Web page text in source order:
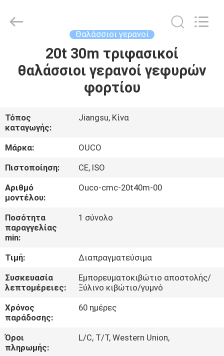
ΒΊΝΤΕΟ
ΕΜΦΆΝΙΣΗ
VR
ΣΧΕΤΙΚΆ
ΜΕ
ΕΜΆΣ
ΕΠΙΣΚΈΨΕΙΣ
ΣΤΟ
ΕΡΓΟΣΤΆΣΙΟ
ΈΛΕΓΧΟΣ
ΠΟΙΌΤΗΤΑΣ
GROUP
Θαλάσσιοι γερανοί
20t 30m τριφασικοί
θαλάσσιοι γερανοί γεφυρών
φορτίου
Τόπος
καταγωγής:
Jiangsu, Κίνα
Μάρκα:
OUCO
Πιστοποίηση:
CE, ISO
Αριθμό
μοντέλου:
Ouco-cmc-20t40m-00
Ποσότητα
παραγγελίας
min:
1 σύνολο
Τιμή:
Διαπραγματεύσιμα
Συσκευασία
λεπτομέρειες:
Εμπορευματοκιβώτιο αποστολής/
Ξύλινο κιβώτιο/γυμνό
Χρόνος
παράδοσης:
60 ημέρες
Όροι
πληρωμής:
L/C, T/T, Western Union,